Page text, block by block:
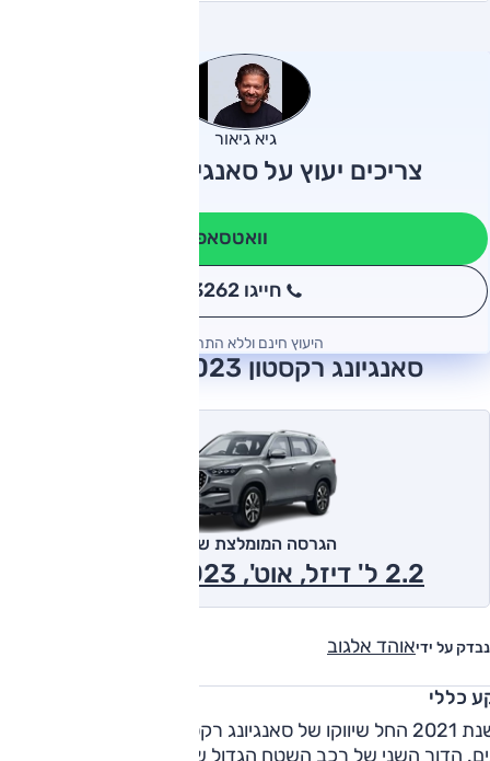
גיא גיאור
צריכים יעוץ על סאנגיונג רקסטון?
וואטסאפ
חייגו 3262
היעוץ חינם וללא התחייבות
סאנגיונג רקסטון 2023 חוות דעת
נבדק על ידיאוהד אלגוב
הגרסה המומלצת של אוטו
2.2 ל' דיזל, אוט', EX, 4x4 2023
כללי
בשנת 2021 החל שיווקו של סאנגיונג רקסטון לאחר שעבר מתיחת
הדור השני של רכב השטח הגדול של היצרן הקוריאני הקטן